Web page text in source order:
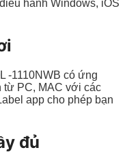
hành Windows, iOS
-1110NWB có ứng
từ PC, MAC với các
app cho phép bạn
đủ